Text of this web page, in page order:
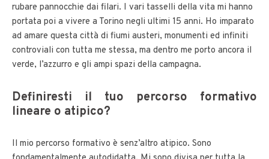
rubare pannocchie dai filari. I vari tasselli della vita mi hanno
portata poi a vivere a Torino negli ultimi 15 anni. Ho imparato
ad amare questa città di fiumi austeri, monumenti ed infiniti
controviali con tutta me stessa, ma dentro me porto ancora il
verde, l’azzurro e gli ampi spazi della campagna.
Definiresti il tuo percorso formativo
lineare o atipico?
Il mio percorso formativo è senz’altro atipico. Sono